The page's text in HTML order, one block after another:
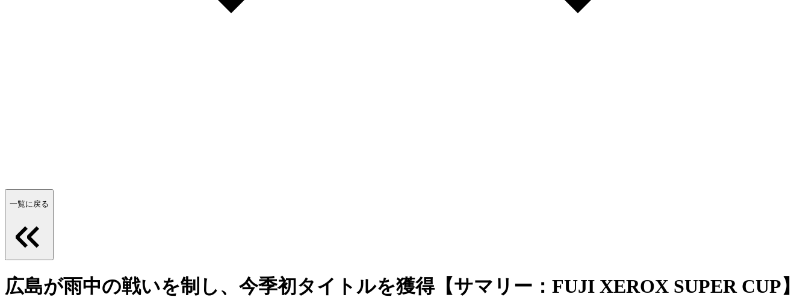
一覧に戻る
広島が雨中の戦いを制し、今季初タイトルを獲得【サマリー：FUJI XEROX SUPER CUP】